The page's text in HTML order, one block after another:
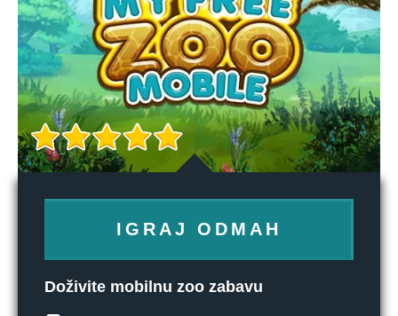
IGRAJ ODMAH
Doživite mobilnu zoo zabavu